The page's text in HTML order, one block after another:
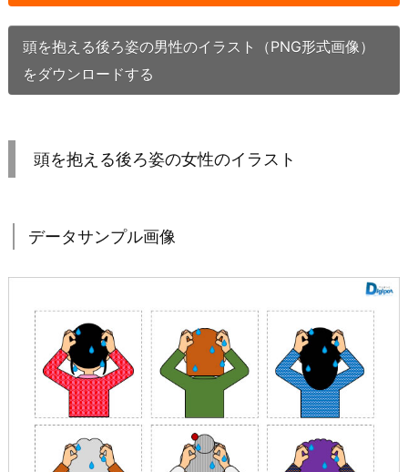
頭を抱える後ろ姿の男性のイラスト（PNG形式画像）
をダウンロードする
頭を抱える後ろ姿の女性のイラスト
データサンプル画像